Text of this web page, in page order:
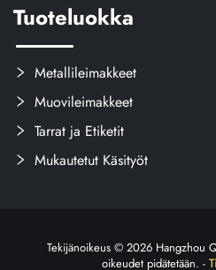
Tuoteluokka
Metallileimakkeet
Muovileimakkeet
Tarrat ja Etiketit
Mukautetut Käsityöt
Tekijänoikeus © 2026 Hangzhou
oikeudet pidätetään. -